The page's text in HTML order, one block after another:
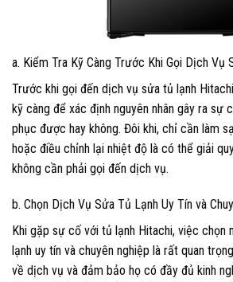
a. Kiểm Tra Kỹ Càng Trước Khi Gọi Dịch Vụ
Trước khi gọi đến dịch vụ sửa tủ lạnh
kỹ càng để xác định nguyên nhân gây ra sự
phục được hay không. Đôi khi, chỉ cần làm
hoặc điều chỉnh lại nhiệt độ là có thể giải
không cần phải gọi đến dịch vụ.
b. Chọn Dịch Vụ Sửa Tủ Lạnh Uy Tín và
Khi gặp sự cố với tủ lạnh Hitachi, việc chọn
lạnh uy tín và chuyên nghiệp là rất quan
về dịch vụ và đảm bảo họ có đầy đủ kinh